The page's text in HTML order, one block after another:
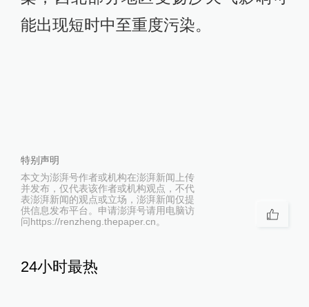
能出现短时中至重度污染。 ​
特别声明
本文为澎湃号作者或机构在澎湃新闻上传
并发布，仅代表该作者或机构观点，不代
表澎湃新闻的观点或立场，澎湃新闻仅提
供信息发布平台。申请澎湃号请用电脑访
问https://renzheng.thepaper.cn。
24小时最热